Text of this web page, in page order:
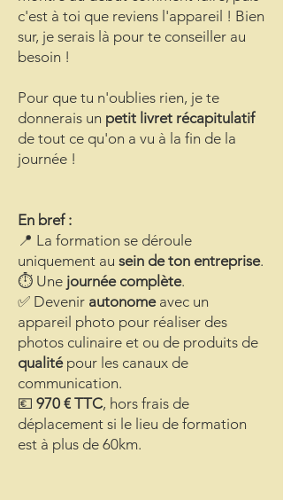
c'est à toi que reviens l'appareil ! Bien
sur, je serais là pour te conseiller au
besoin !
Pour que tu n'oublies rien, je te
donnerais un petit livret récapitulatif
de tout ce qu'on a vu à la fin de la
journée !
En bref :
📍 La formation se déroule
uniquement au sein de ton entreprise.
⏱️ Une journée complète.
✅ Devenir autonomeavec un
appareil photo pour réaliser des
photos culinaire et ou de produits de
qualitépour les canaux de
communication.
💶 970 € TTC, hors frais de
déplacement si le lieu de formation
est à plus de 60km.